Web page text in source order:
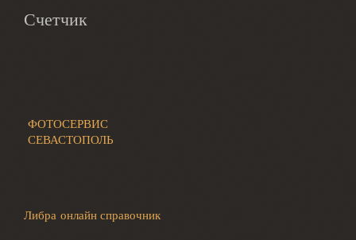
Счетчик
ФОТОСЕРВИС
СЕВАСТОПОЛЬ
Либра онлайн справочник